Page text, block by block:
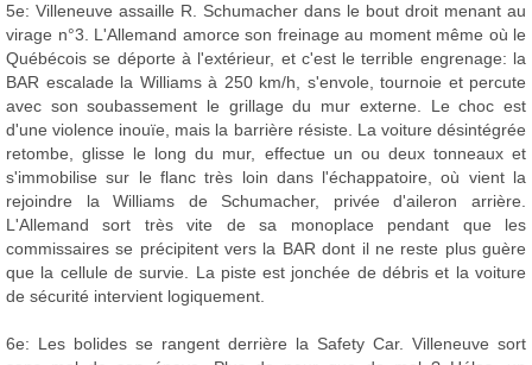
5e: Villeneuve assaille R. Schumacher dans le bout droit menant au
virage n°3. L'Allemand amorce son freinage au moment même où le
Québécois se déporte à l'extérieur, et c'est le terrible engrenage: la
BAR escalade la Williams à 250 km/h, s'envole, tournoie et percute
avec son soubassement le grillage du mur externe. Le choc est
d'une violence inouïe, mais la barrière résiste. La voiture désintégrée
retombe, glisse le long du mur, effectue un ou deux tonneaux et
s'immobilise sur le flanc très loin dans l'échappatoire, où vient la
rejoindre la Williams de Schumacher, privée d'aileron arrière.
L'Allemand sort très vite de sa monoplace pendant que les
commissaires se précipitent vers la BAR dont il ne reste plus guère
que la cellule de survie. La piste est jonchée de débris et la voiture
de sécurité intervient logiquement.
6e: Les bolides se rangent derrière la Safety Car. Villeneuve sort